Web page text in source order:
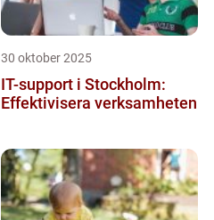
30 oktober 2025
IT-support i Stockholm:
Effektivisera verksamheten